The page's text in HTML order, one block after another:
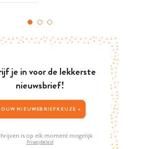
je in voor de lekkerste
nieuwsbrief!
JOUW NIEUWSBRIEFKEUZE >
is op elk moment mogelijk
Privacybeleid